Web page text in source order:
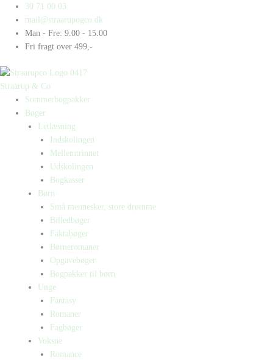
indholdet
30 71 00 03
mail@straarupogco.dk
Man - Fre: 9.00 - 15.00
Fri fragt over 499,-
Straarup & Co
Sommerbogpakker
Bøger
Letlæsning
Indskolingen
Mellemtrinnet
Udskolingen
Bogkasser
Børn
Små mennesker, store drømme
Billedbøger
Faktabøger
Børneromaner
Opgavebøger
Bogpakker til børn
Unge
Fantasy
Romaner
Fagbøger
Voksne
Romance
Products
search
Products
search
Peter
antal